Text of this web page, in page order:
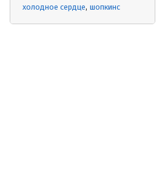
холодное сердце шопкинс